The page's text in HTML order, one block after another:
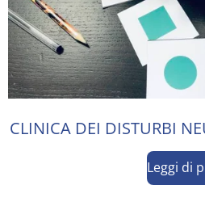
CLINICA DEI DISTURBI
Leggi di